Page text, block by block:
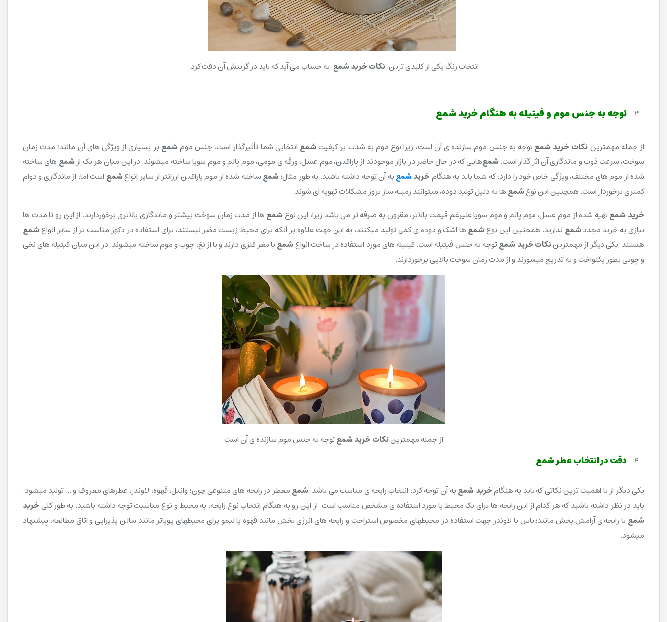
انتخاب رنگ یکی از کلیدی تریننکات خرید شمع به حساب می آید که باید در گزینش آن دقت کرد.
توجه به جنس موم و فیتیله به هنگامخرید شمع
از جمله مهمتریننکات خرید شمعتوجه به جنس موم سازنده ی آن است، زیرا نوع موم به شدت بر کیفیتشمع انتخابی شما تأثیرگذار است. جنس مومشمع بر بسیاری از ویژگی های آن مانند؛ مدت زمان
سوخت، سرعت ذوب و ماندگاری آن اثر گذار است.شمع‌هایی که در حال حاضر در بازار موجودند از پارافین، موم عسل، ورقه ی مومی، موم پالم و موم سویا ساخته میشوند. در این میان هر یک ازشمع های ساخته
شده از موم های مختلف، ویژگی خاص خود را دارد، که شما باید به هنگامخریدشمعبه آن توجه داشته باشید. به طور مثال؛شمعساخته شده از موم پارافین ارزانتر از سایر انواعشمع است اما، از ماندگاری و دوام
کمتری برخوردار است. همچنین این نوعشمعها به دلیل تولید دوده، میتوانند زمینه ساز بروز مشکلات تهویه ای شوند.
خرید شمعتهیه شده از موم عسل، موم پالم و موم سویا علیرغم قیمت بالاتر، مقرون به صرفه تر می باشد زیرا، این نوعشمع ها از مدت زمان سوخت بیشتر و ماندگاری بالاتری برخوردارند. از این رو تا مدت ها
نیازی به خرید مجددشمع ندارید. همچنین این نوعشمع ها اشک و دوده ی کمی تولید میکنند، به این جهت علاوه بر آنکه برای محیط زیست مضر نیستند، برای استفاده در دکور مناسب تر از سایر انواعشمع
هستند. یکی دیگر از مهمتریننکات خرید شمعتوجه به جنس فیتیله است. فیتیله های مورد استفاده در ساخت انواعشمعیا مغز فلزی دارند و یا از نخ، چوب و موم ساخته میشوند. در این میان فیتیله های نخی
و چوبی بطور یکنواخت و به تدریج میسوزند و از مدت زمان سوخت بالایی برخوردارند.
از جمله مهمتریننکات خرید شمعتوجه به جنس موم سازنده ی آن است
دقت در انتخاب عطرشمع
یکی دیگر از با اهمیت ترین نکاتی که باید به هنگامخرید شمعبه آن توجه کرد، انتخاب رایحه ی مناسب می باشد.شمعمعطر در رایحه های متنوعی چون؛ وانیل، قهوه، لاوندر، عطرهای معروف و ... تولید میشود.
باید در نظر داشته باشید که هر کدام از این رایحه ها برای یک محیط یا مورد استفاده ی مشخص مناسب است. از این رو به هنگام انتخاب نوع رایحه، به محیط و نوع مناسبت توجه داشته باشید. به طور کلیخرید
شمع با رایحه ی آرامش بخش مانند؛ یاس یا لاوندر جهت استفاده در محیطهای مخصوص استراحت و رایحه های انرژی بخش مانند قهوه یا لیمو برای محیطهای پویاتر مانند سالن پذیرایی و اتاق مطالعه، پیشنهاد
میشود.